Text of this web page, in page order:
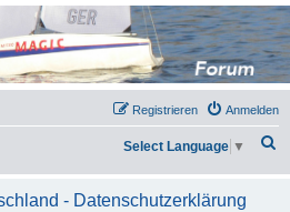
Anmelden
Registrieren
Select Language ▼
- Datenschutzerklärung